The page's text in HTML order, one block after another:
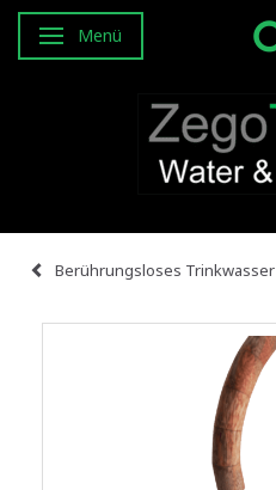
Anzeige ändern
Menü
Berührungsloses Trinkwasser